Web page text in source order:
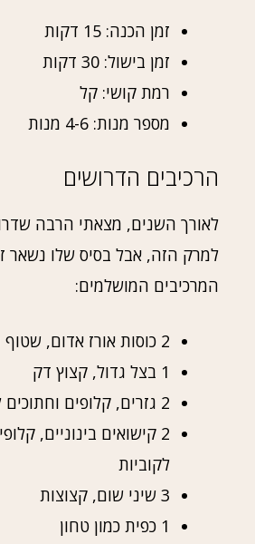
זמן הכנה: 15 דקות
זמן בישול: 30 דקות
רמת קושי: קל
מספר מנות: 4-6 מנות
הרכיבים הדרושים
לאורך השנים, מצאתי הרבה
למרק הזה, אבל בסיס שלו נשאר
המרכיבים המושלמים:
2 כוסות אורז אדום, שטוף היטב
1 בצל גדול, קצוץ דק
2 גזרים, קלופים וחתוכים לקוביות קטנות
2 קישואים בינוניים,
לקוביות
3 שיני שום, קצוצות
1 כפית כמון טחון